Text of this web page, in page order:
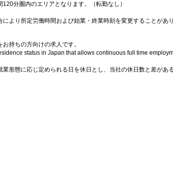
分圏内のエリアとなります。（転勤なし）
より所定労働時間および始業・終業時刻を変更することがあり
持ちの方向けの求人です。
status in Japan that allows continuous full time
形態に応じ定められる日を休日とし、当社の休日数と差があ